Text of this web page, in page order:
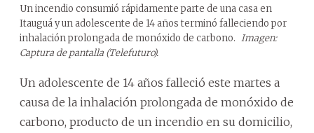
Un incendio consumió rápidamente parte de una casa en
Itauguá y un adolescente de 14 años terminó falleciendo por
inhalación prolongada de monóxido de carbono. Imagen:
Captura de pantalla (Telefuturo).
Un adolescente de 14 años falleció este martes a
causa de la inhalación prolongada de monóxido de
carbono, producto de un incendio en su domicilio,